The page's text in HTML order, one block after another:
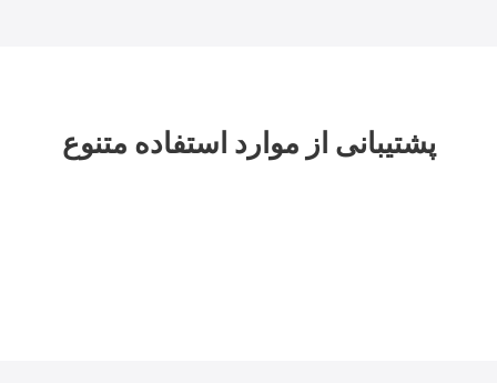
پشتیبانی از موارد استفاده متنوع